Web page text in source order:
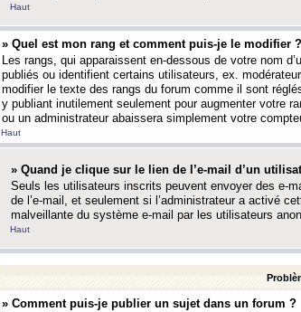
Haut
» Quel est mon rang et comment puis-je le modifier ?
Les rangs, qui apparaissent en-dessous de votre nom
publiés ou identifient certains utilisateurs, ex.
modifier le texte des rangs du forum comme il sont
y publiant inutilement seulement pour augmenter votre
ou un administrateur abaissera simplement votre
Haut
» Quand je clique sur le lien de l’e-mail d’un
Seuls les utilisateurs inscrits peuvent envoyer des e-
de l’e-mail, et seulement si l’administrateur a activé
malveillante du système e-mail par les utilisateurs
Haut
» Comment puis-je publier un sujet dans un forum ?